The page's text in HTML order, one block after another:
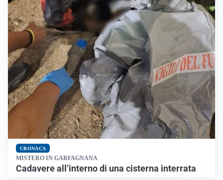
CRONACA
MISTERO IN GARFAGNANA
Cadavere all’interno di una cisterna interrata